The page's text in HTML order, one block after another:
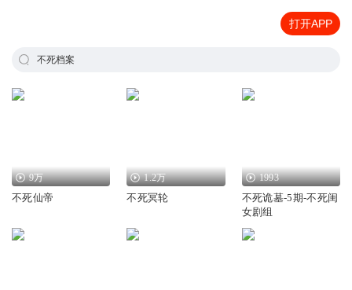
打开APP
不死档案
9万
不死仙帝
1.2万
不死冥轮
1993
不死诡墓-5期-不死闺
女剧组